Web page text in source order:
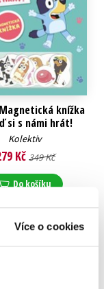
Více o cookies
knížka
si s námi hrát!
Kolektiv
Kč 349 Kč
Do košíku